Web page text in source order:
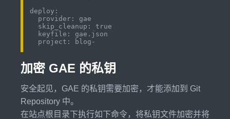
deploy:
  provider: gae
  skip_cleanup: true
  keyfile: gae.json
加密 GAE 的私钥
安全起见，GAE 的私钥需要加密，才能添加到 Git
Repository 中。
在站点根目录下执行如下命令，将私钥文件加密并将